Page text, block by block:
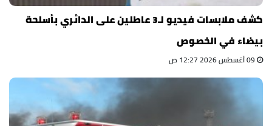
كشف ملابسات فيديو لـ3 عاطلين على الدائري بأسلحة
بيضاء في الخصوص